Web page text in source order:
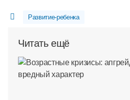
Развитие-ребенка
Читать ещё